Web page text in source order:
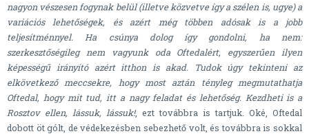
nagyon vészesen fogynak belül (illetve közvetve így a szélen is, ugye) a
variációs lehetőségek, és azért még többen adósak is a jobb
teljesítménnyel. Ha csúnya dolog így gondolni, ha nem:
szerkesztőségileg nem vagyunk oda Oftedalért, egyszerűen ilyen
képességű irányító azért itthon is akad. Tudok úgy tekinteni az
elkövetkező meccsekre, hogy most aztán tényleg megmutathatja
Oftedal, hogy mit tud, itt a nagy feladat és lehetőség. Kezdheti is a
Rosztov ellen, lássuk, lássuk!, ezt továbbra is tartjuk. Oké, Oftedal
dobott öt gólt, de védekezésben sebezhető volt, és továbbra is sokkal